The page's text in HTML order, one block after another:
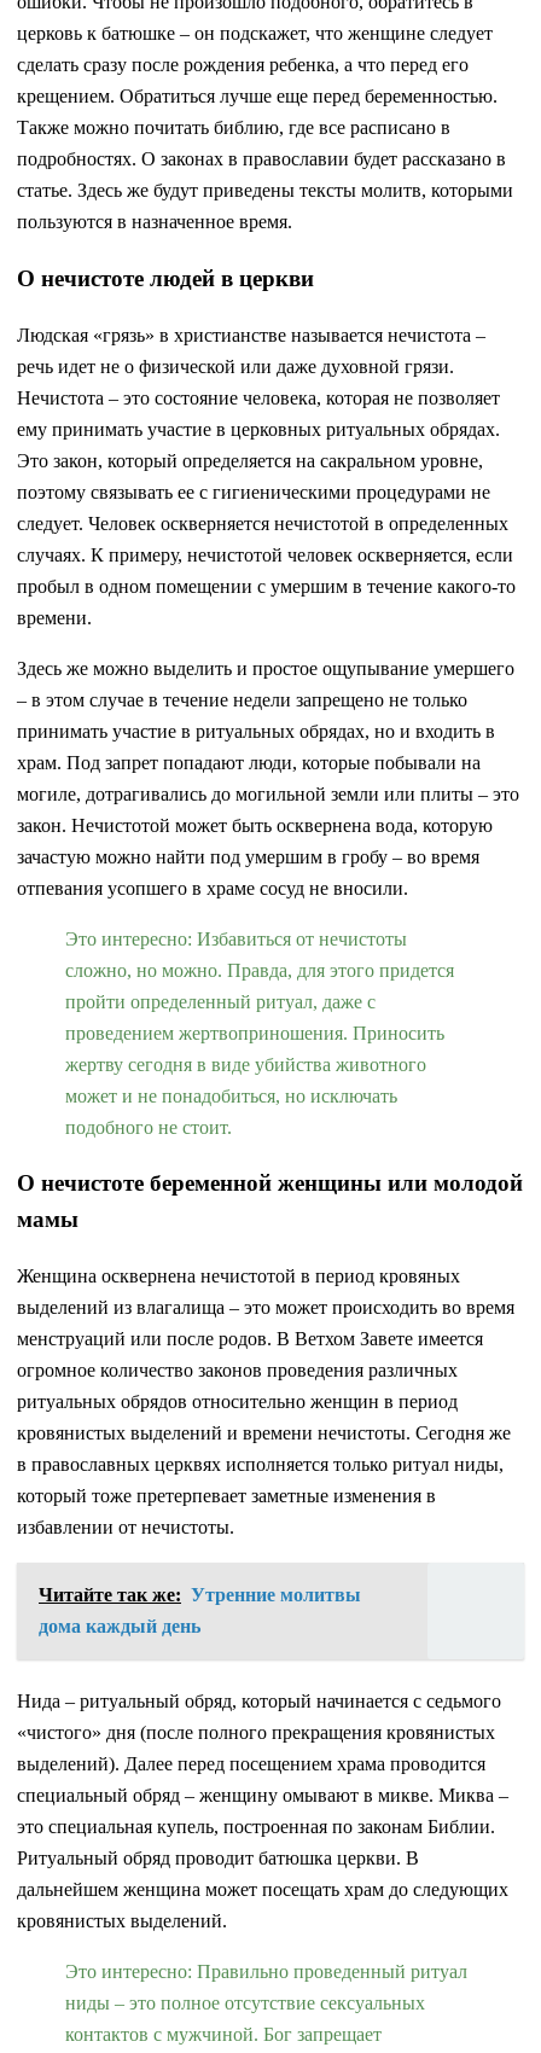
церковь к батюшке – он подскажет, что женщине следует
сделать сразу после рождения ребенка, а что перед его
крещением. Обратиться лучше еще перед беременностью.
Также можно почитать библию, где все расписано в
подробностях. О законах в православии будет рассказано в
статье. Здесь же будут приведены тексты молитв, которыми
пользуются в назначенное время.
О нечистоте людей в церкви
Людская «грязь» в христианстве называется нечистота –
речь идет не о физической или даже духовной грязи.
Нечистота – это состояние человека, которая не позволяет
ему принимать участие в церковных ритуальных обрядах.
Это закон, который определяется на сакральном уровне,
поэтому связывать ее с гигиеническими процедурами не
следует. Человек оскверняется нечистотой в определенных
случаях. К примеру, нечистотой человек оскверняется, если
пробыл в одном помещении с умершим в течение какого-то
времени.
Здесь же можно выделить и простое ощупывание умершего
– в этом случае в течение недели запрещено не только
принимать участие в ритуальных обрядах, но и входить в
храм. Под запрет попадают люди, которые побывали на
могиле, дотрагивались до могильной земли или плиты – это
закон. Нечистотой может быть осквернена вода, которую
зачастую можно найти под умершим в гробу – во время
отпевания усопшего в храме сосуд не вносили.
Это интересно: Избавиться от нечистоты
сложно, но можно. Правда, для этого придется
пройти определенный ритуал, даже с
проведением жертвоприношения. Приносить
жертву сегодня в виде убийства животного
может и не понадобиться, но исключать
подобного не стоит.
О нечистоте беременной женщины или молодой
мамы
Женщина осквернена нечистотой в период кровяных
выделений из влагалища – это может происходить во время
менструаций или после родов. В Ветхом Завете имеется
огромное количество законов проведения различных
ритуальных обрядов относительно женщин в период
кровянистых выделений и времени нечистоты. Сегодня же
в православных церквях исполняется только ритуал ниды,
который тоже претерпевает заметные изменения в
избавлении от нечистоты.
Читайте так же: Утренние молитвы
дома каждый день
Нида – ритуальный обряд, который начинается с седьмого
«чистого» дня (после полного прекращения кровянистых
выделений). Далее перед посещением храма проводится
специальный обряд – женщину омывают в микве. Миква –
это специальная купель, построенная по законам Библии.
Ритуальный обряд проводит батюшка церкви. В
дальнейшем женщина может посещать храм до следующих
кровянистых выделений.
Это интересно: Правильно проведенный ритуал
ниды – это полное отсутствие сексуальных
контактов с мужчиной. Бог запрещает